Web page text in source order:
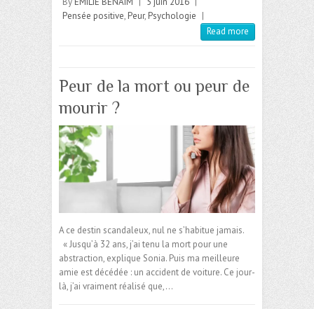
Pensée positive, Peur, Psychologie |
Read more
Peur de la mort ou peur de
mourir ?
A ce destin scandaleux, nul ne s’habitue jamais.
« Jusqu’à 32 ans, j’ai tenu la mort pour une
abstraction, explique Sonia. Puis ma meilleure
amie est décédée : un accident de voiture. Ce jour-
là, j’ai vraiment réalisé que,…